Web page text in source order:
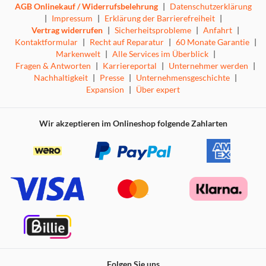
Versorge deinen elektrischen Wohnwagen mit Energie aus
Sonne, Wind oder Wasser.
Basteln & Bauen
Baue deine mobile Basis mit einem modularen Bausystem.
Gestalte dein Fahrzeug mit Farbe, Dekorationen und
Möbeln individuell, um Ihren eigenen perfekten
Gemeinsam spielen
offene Welt mit einer Vielzahl von Biomen, Ressourcen
Multiplayer Koop
Erkunde eine farbenfrohe offene Welt mit verschiedenen
alleine oder im Koop mit bis zu 4 Spielern.
AGB Onlinekauf / Widerrufsbelehrung | Datenschutzerklärung
| Impressum | Erklärung der Barrierefreiheit |
Vertrag widerrufen | Sicherheitsprobleme | Anfahrt |
Kontaktformular | Recht auf Reparatur | 60 Monate Garantie |
Markenwelt | Alle Services im Überblick |
Fragen & Antworten | Karriereportal | Unternehmer werden |
Nachhaltigkeit | Presse | Unternehmensgeschichte |
Expansion | Über expert
Wir akzeptieren im Onlineshop folgende Zahlarten
Folgen Sie uns